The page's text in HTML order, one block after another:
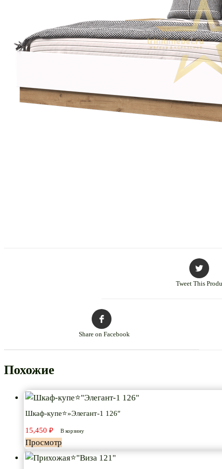
Tweet This
Share on Facebook
Похожие
Шкаф-купе⭐»Элегант-1 126″
15,450 ₽ В корзину
Просмотр